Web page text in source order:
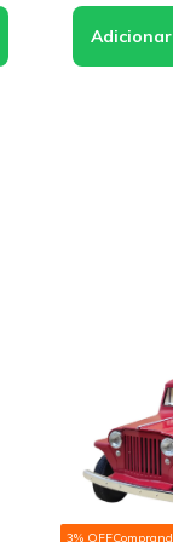
3% OFF